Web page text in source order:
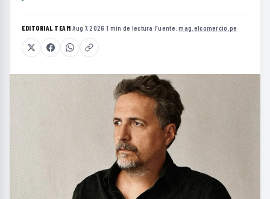
EDITORIAL TEAM·Aug 7, 2026 ·1 min de lectura ·Fuente:mag.elcomercio.pe